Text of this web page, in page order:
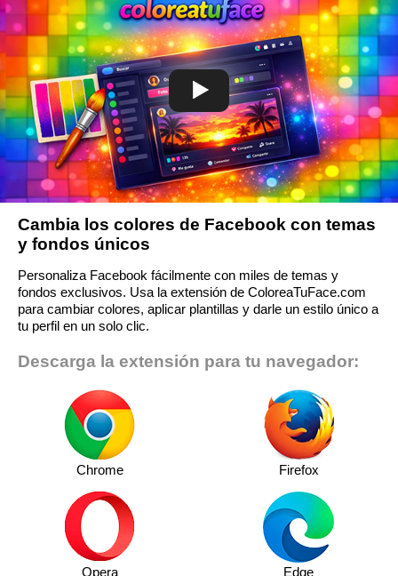
Cambia los colores de Facebook con temas
y fondos únicos
Personaliza Facebook fácilmente con miles de temas y
fondos exclusivos. Usa la extensión de ColoreaTuFace.com
para cambiar colores, aplicar plantillas y darle un estilo único a
tu perfil en un solo clic.
Descarga la extensión para tu navegador:
Chrome Firefox
Opera Edge